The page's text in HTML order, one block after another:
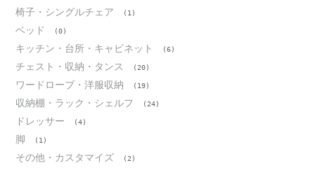
椅子・シングルチェア (1)
ベッド (0)
キッチン・台所・キャビネット (6)
チェスト・収納・タンス (20)
ワードローブ・洋服収納 (19)
収納棚・ラック・シェルフ (24)
ドレッサー (4)
脚 (1)
その他・カスタマイズ (2)